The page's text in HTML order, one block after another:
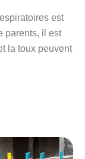
est
parents, il est
la toux peuvent